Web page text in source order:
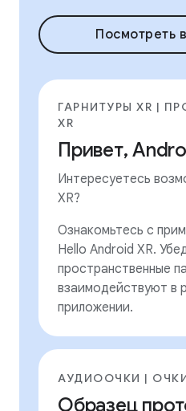
Посмотреть
ГАРНИТУРЫ XR |
XR
Привет,
Интересуетесь
XR?
Ознакомьтесь с
Hello Android XR.
пространственные
взаимодействуют в
приложении.
АУДИООЧКИ |
Образец